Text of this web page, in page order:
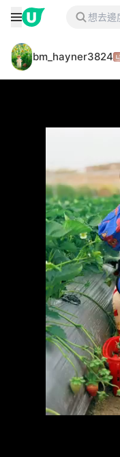
bm_hayner3824